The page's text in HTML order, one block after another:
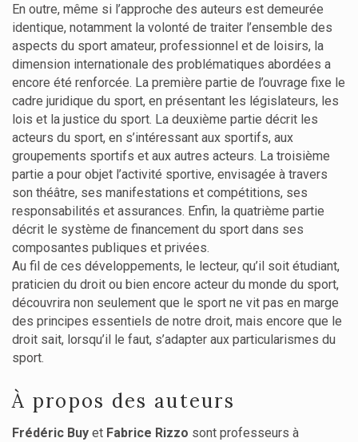
En outre, même si l’approche des auteurs est demeurée
identique, notamment la volonté de traiter l’ensemble des
aspects du sport amateur, professionnel et de loisirs, la
dimension internationale des problématiques abordées a
encore été renforcée. La première partie de l’ouvrage fixe le
cadre juridique du sport, en présentant les législateurs, les
lois et la justice du sport. La deuxième partie décrit les
acteurs du sport, en s’intéressant aux sportifs, aux
groupements sportifs et aux autres acteurs. La troisième
partie a pour objet l’activité sportive, envisagée à travers
son théâtre, ses manifestations et compétitions, ses
responsabilités et assurances. Enfin, la quatrième partie
décrit le système de financement du sport dans ses
composantes publiques et privées.
Au fil de ces développements, le lecteur, qu’il soit étudiant,
praticien du droit ou bien encore acteur du monde du sport,
découvrira non seulement que le sport ne vit pas en marge
des principes essentiels de notre droit, mais encore que le
droit sait, lorsqu’il le faut, s’adapter aux particularismes du
sport.
À propos des auteurs
Frédéric Buy et Fabrice Rizzo sont professeurs à